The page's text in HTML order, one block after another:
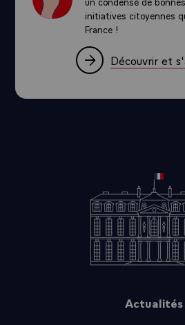
initiatives citoyennes
France !
Découvrir et
Actualités